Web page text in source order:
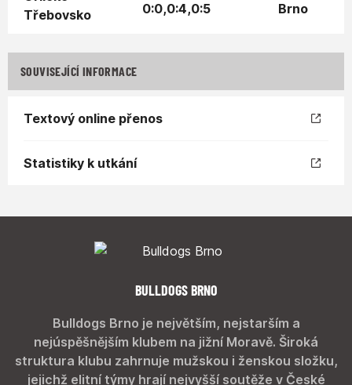
0:0,0:4,0:5
SOUVISEJÍCÍ INFORMACE
Textový online přenos
Statistiky k utkání
BULLDOGS BRNO
Bulldogs Brno je největším, nejstarším a
nejúspěšnějším klubem na jižní Moravě. Široká
struktura klubu zahrnuje mužskou i ženskou složku,
jejichž elitní týmy hrají nejvyšší soutěže v České